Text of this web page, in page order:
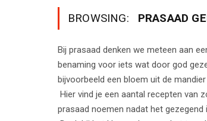
BROWSING: PRASAAD
Bij prasaad denken we meteen aan
benaming voor iets wat door god
bijvoorbeeld een bloem uit de
Hier vind je een aantal recepten van
prasaad noemen nadat het